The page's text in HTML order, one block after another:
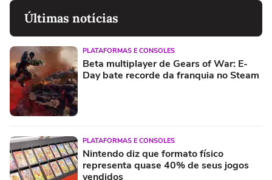
Últimas notícias
PLATAFORMAS E CONSOLES
Beta multiplayer de Gears of War: E-
Day bate recorde da franquia no Steam
PLATAFORMAS E CONSOLES
Nintendo diz que formato físico
representa quase 40% de seus jogos
vendidos